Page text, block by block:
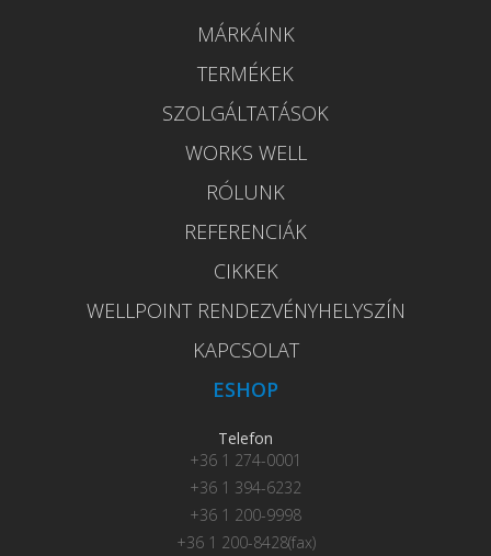
MÁRKÁINK
TERMÉKEK
SZOLGÁLTATÁSOK
WORKS WELL
RÓLUNK
REFERENCIÁK
CIKKEK
WELLPOINT RENDEZVÉNYHELYSZÍN
KAPCSOLAT
ESHOP
Telefon
+36 1 274-0001
+36 1 394-6232
+36 1 200-9998
+36 1 200-8428(fax)